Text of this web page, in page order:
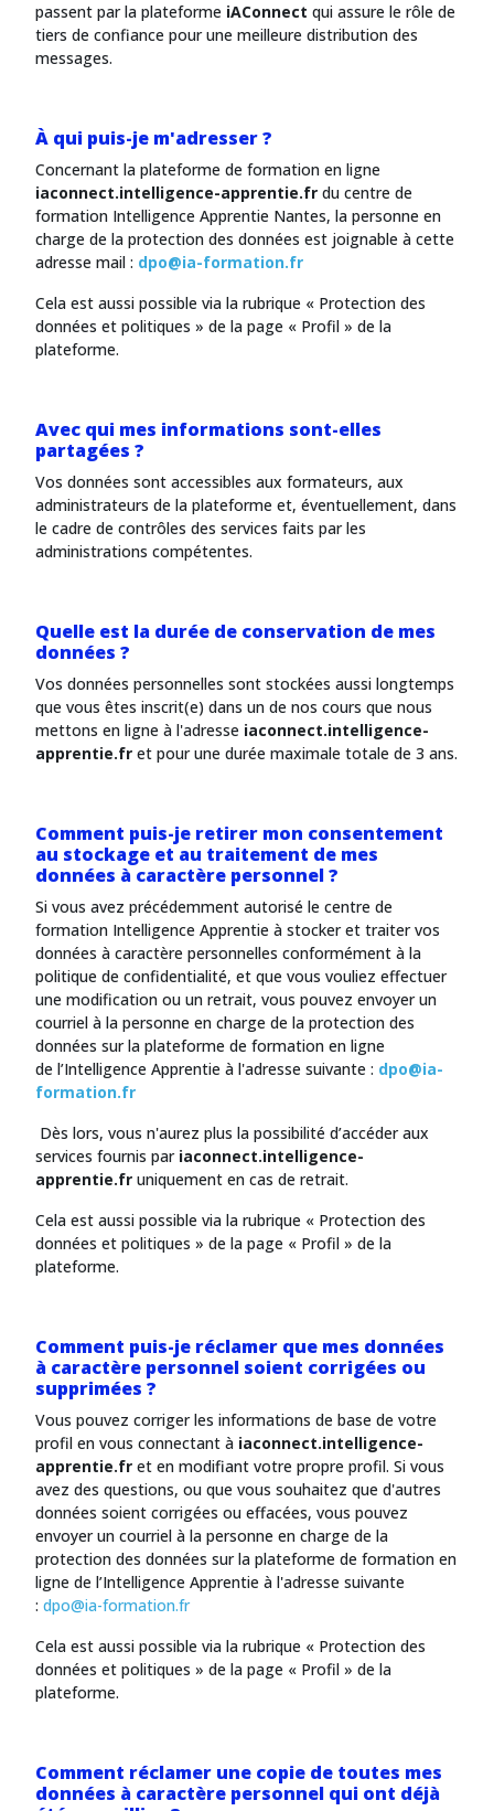
passent par la plateforme iAConnect qui assure le rôle de
tiers de confiance pour une meilleure distribution des
messages.
À qui puis-je m'adresser ?
Concernant la plateforme de formation en ligne
iaconnect.intelligence-apprentie.fr du centre de
formation Intelligence Apprentie Nantes, la personne en
charge de la protection des données est joignable à cette
adresse mail : dpo@ia-formation.fr
Cela est aussi possible via la rubrique « Protection des
données et politiques » de la page « Profil » de la
plateforme.
Avec qui mes informations sont-elles
partagées ?
Vos données sont accessibles aux formateurs, aux
administrateurs de la plateforme et, éventuellement, dans
le cadre de contrôles des services faits par les
administrations compétentes.
Quelle est la durée de conservation de mes
données ?
Vos données personnelles sont stockées aussi longtemps
que vous êtes inscrit(e) dans un de nos cours que nous
mettons en ligne à l'adresse iaconnect.intelligence-
apprentie.fr et pour une durée maximale totale de 3 ans.
Comment puis-je retirer mon consentement
au stockage et au traitement de mes
données à caractère personnel ?
Si vous avez précédemment autorisé le centre de
formation Intelligence Apprentie à stocker et traiter vos
données à caractère personnelles conformément à la
politique de confidentialité, et que vous vouliez effectuer
une modification ou un retrait, vous pouvez envoyer un
courriel à la personne en charge de la protection des
données sur la plateforme de formation en ligne
de l’Intelligence Apprentie à l'adresse suivante : dpo@ia-
formation.fr
Dès lors, vous n'aurez plus la possibilité d’accéder aux
services fournis par iaconnect.intelligence-
apprentie.fr uniquement en cas de retrait.
Cela est aussi possible via la rubrique « Protection des
données et politiques » de la page « Profil » de la
plateforme.
Comment puis-je réclamer que mes données
à caractère personnel soient corrigées ou
supprimées ?
Vous pouvez corriger les informations de base de votre
profil en vous connectant à iaconnect.intelligence-
apprentie.fr et en modifiant votre propre profil. Si vous
avez des questions, ou que vous souhaitez que d'autres
données soient corrigées ou effacées, vous pouvez
envoyer un courriel à la personne en charge de la
protection des données sur la plateforme de formation en
ligne de l’Intelligence Apprentie à l'adresse suivante
: dpo@ia-formation.fr
Cela est aussi possible via la rubrique « Protection des
données et politiques » de la page « Profil » de la
plateforme.
Comment réclamer une copie de toutes mes
données à caractère personnel qui ont déjà